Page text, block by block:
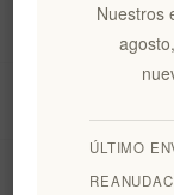
Nuestros
ÚLTIMO